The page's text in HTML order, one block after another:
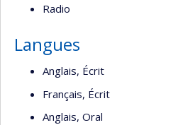
Radio
Langues
Anglais, Écrit
Français, Écrit
Anglais, Oral